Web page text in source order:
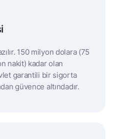
150 milyon dolara (75
nakit) kadar olan
garantili bir sigorta
güvence altındadır.